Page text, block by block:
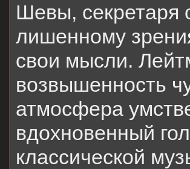
Шевы, секретаря
лишенному
свои мысли.
возвышенность
атмосфера
вдохновенный
классической